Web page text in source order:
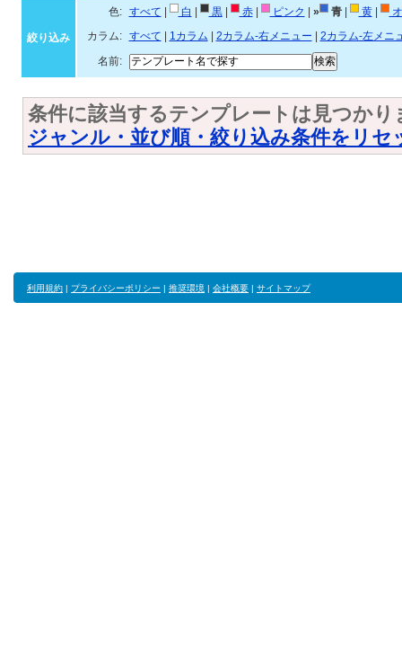
絞り込み
色: すべて 白 黒| 赤| ピンク » 青| 黄|
カラム:
すべて 1カラム 2カラム-右メニュー
2カラム-左メニ
名前:
条件に該当するテンプレートは見つかり
ジャンル・並び順・絞り込み条件をリセ
利用規約 | プライバシーポリシー | 推奨環境 | 会社概要 | サイトマップ